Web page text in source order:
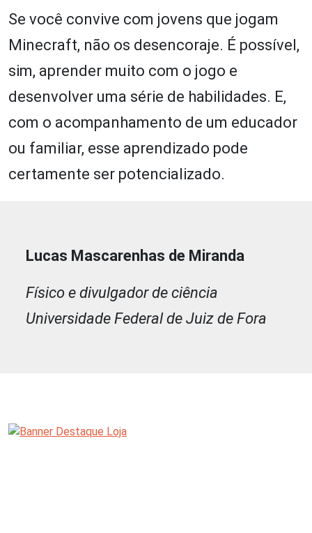
Se você convive com jovens que jogam
Minecraft, não os desencoraje. É possível,
sim, aprender muito com o jogo e
desenvolver uma série de habilidades. E,
com o acompanhamento de um educador
ou familiar, esse aprendizado pode
certamente ser potencializado.
Lucas Mascarenhas de Miranda
Físico e divulgador de ciência
Universidade Federal de Juiz de Fora